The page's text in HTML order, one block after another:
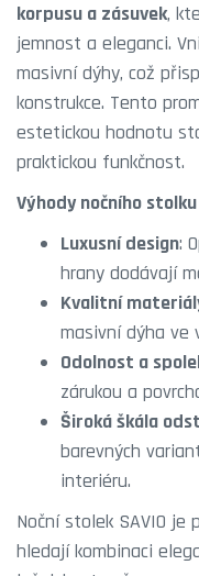
korpusu a zásuvek,
jemnost a eleganci.
masivní dýhy, což
konstrukce. Tento
estetickou hodnotu
praktickou funkčnost.
Výhody nočního stolku
Luxusní design:
hrany dodávají
Kvalitní
masivní dýha ve
Odolnost a
zárukou a
Široká škála
barevných
interiéru.
Noční stolek SAVIO
hledají kombinaci